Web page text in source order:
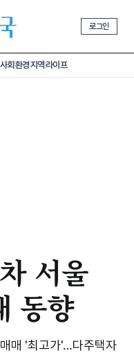
로그인
사회환경지역라이프
서울
동향
매 '최고가'…다주택자